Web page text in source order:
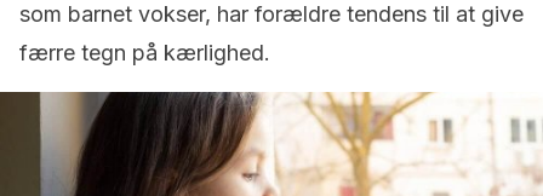
som barnet vokser, har forældre tendens til at give
færre tegn på kærlighed.